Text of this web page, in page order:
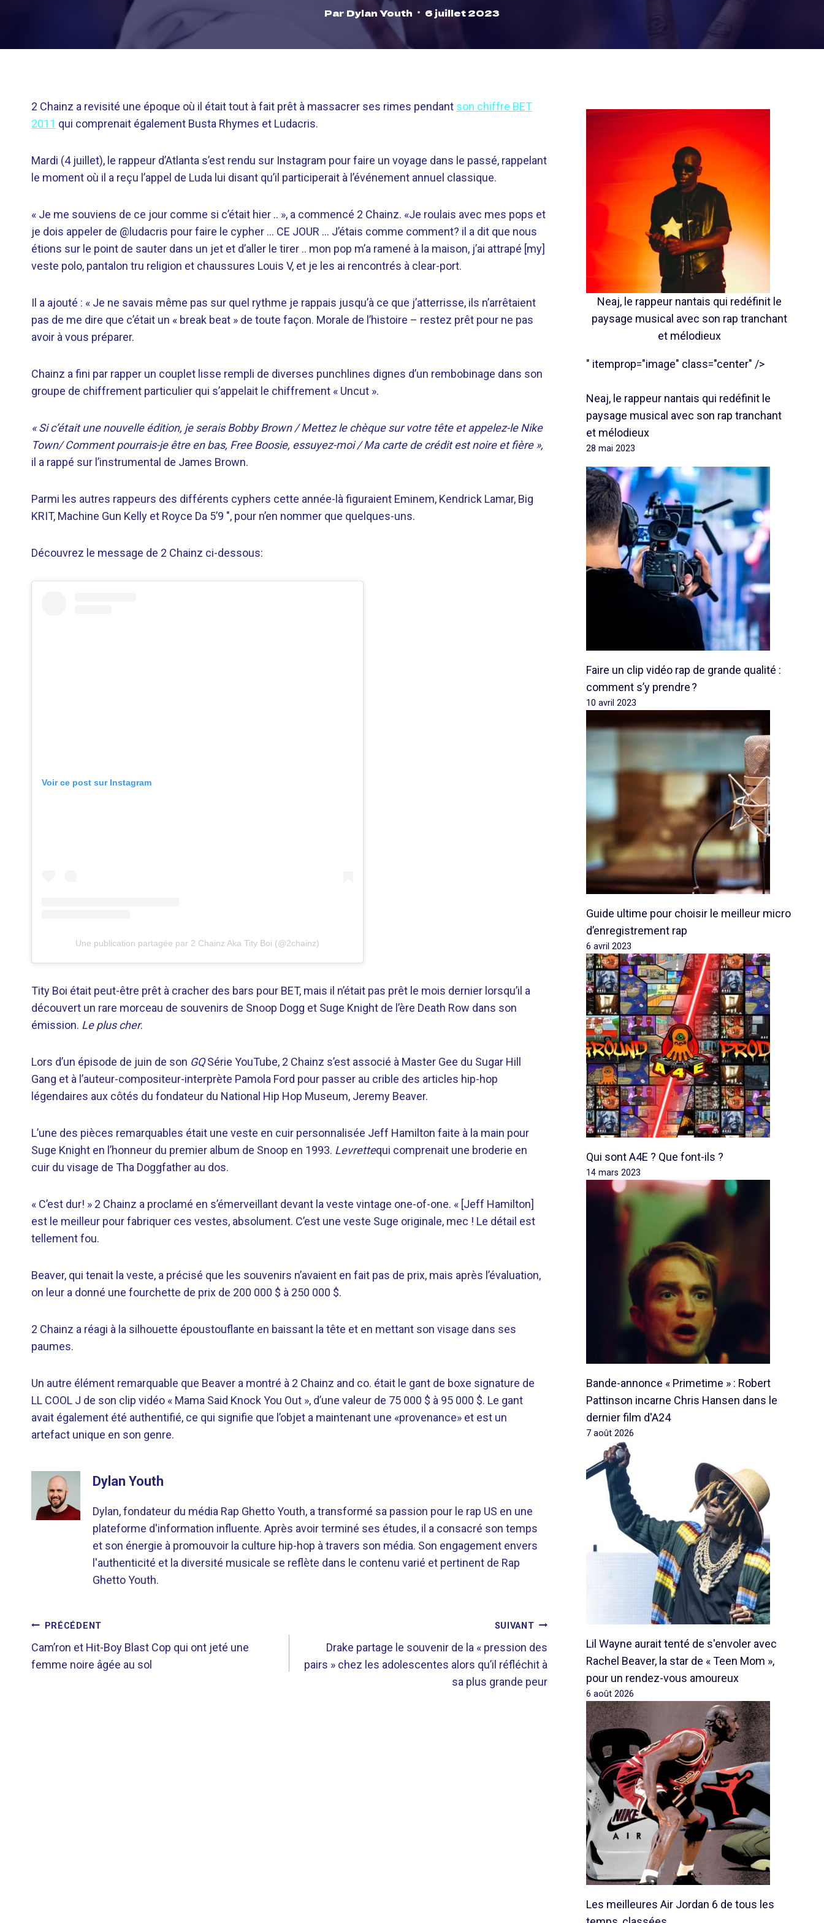
Par Dylan Youth 6 juillet 2023
2 Chainz a revisité une époque où il était tout à fait prêt à massacrer ses rimes pendant son chiffre BET
2011 qui comprenait également Busta Rhymes et Ludacris.
Mardi (4 juillet), le rappeur d’Atlanta s’est rendu sur Instagram pour faire un voyage dans le passé, rappelant
le moment où il a reçu l’appel de Luda lui disant qu’il participerait à l’événement annuel classique.
« Je me souviens de ce jour comme si c’était hier .. », a commencé 2 Chainz. «Je roulais avec mes pops et
je dois appeler de @ludacris pour faire le cypher … CE JOUR … J’étais comme comment? il a dit que nous
étions sur le point de sauter dans un jet et d’aller le tirer .. mon pop m’a ramené à la maison, j’ai attrapé [my]
veste polo, pantalon tru religion et chaussures Louis V, et je les ai rencontrés à clear-port.
Il a ajouté : « Je ne savais même pas sur quel rythme je rappais jusqu’à ce que j’atterrisse, ils n’arrêtaient
pas de me dire que c’était un « break beat » de toute façon. Morale de l’histoire – restez prêt pour ne pas
avoir à vous préparer.
Chainz a fini par rapper un couplet lisse rempli de diverses punchlines dignes d’un rembobinage dans son
groupe de chiffrement particulier qui s’appelait le chiffrement « Uncut ».
« Si c’était une nouvelle édition, je serais Bobby Brown /Mettez le chèque sur votre tête et appelez-le Nike
Town/Comment pourrais-je être en bas, Free Boosie, essuyez-moi /Ma carte de crédit est noire et fière »,
il a rappé sur l’instrumental de James Brown.
Parmi les autres rappeurs des différents cyphers cette année-là figuraient Eminem, Kendrick Lamar, Big
KRIT, Machine Gun Kelly et Royce Da 5’9 ″, pour n’en nommer que quelques-uns.
Découvrez le message de 2 Chainz ci-dessous:
Voir ce post sur Instagram
Une publication partagée par 2 Chainz Aka Tity Boi (@2chainz)
Tity Boi était peut-être prêt à cracher des bars pour BET, mais il n’était pas prêt le mois dernier lorsqu’il a
découvert un rare morceau de souvenirs de Snoop Dogg et Suge Knight de l’ère Death Row dans son
émission. Le plus cher.
Lors d’un épisode de juin de son GQSérie YouTube, 2 Chainz s’est associé à Master Gee du Sugar Hill
Gang et à l’auteur-compositeur-interprète Pamola Ford pour passer au crible des articles hip-hop
légendaires aux côtés du fondateur du National Hip Hop Museum, Jeremy Beaver.
L’une des pièces remarquables était une veste en cuir personnalisée Jeff Hamilton faite à la main pour
Suge Knight en l’honneur du premier album de Snoop en 1993. Levrettequi comprenait une broderie en
cuir du visage de Tha Doggfather au dos.
« C’est dur! » 2 Chainz a proclamé en s’émerveillant devant la veste vintage one-of-one. « [Jeff Hamilton]
est le meilleur pour fabriquer ces vestes, absolument. C’est une veste Suge originale, mec ! Le détail est
tellement fou.
Beaver, qui tenait la veste, a précisé que les souvenirs n’avaient en fait pas de prix, mais après l’évaluation,
on leur a donné une fourchette de prix de 200 000 $ à 250 000 $.
2 Chainz a réagi à la silhouette époustouflante en baissant la tête et en mettant son visage dans ses
paumes.
Un autre élément remarquable que Beaver a montré à 2 Chainz and co. était le gant de boxe signature de
LL COOL J de son clip vidéo « Mama Said Knock You Out », d’une valeur de 75 000 $ à 95 000 $. Le gant
avait également été authentifié, ce qui signifie que l’objet a maintenant une «provenance» et est un
artefact unique en son genre.
Dylan Youth
Dylan, fondateur du média Rap Ghetto Youth, a transformé sa passion pour le rap US en une
plateforme d'information influente. Après avoir terminé ses études, il a consacré son temps
et son énergie à promouvoir la culture hip-hop à travers son média. Son engagement envers
l'authenticité et la diversité musicale se reflète dans le contenu varié et pertinent de Rap
Ghetto Youth.
NAVIGATION
DE
PRÉCÉDENT
Cam’ron et Hit-Boy Blast Cop qui ont jeté une
femme noire âgée au sol
SUIVANT
Drake partage le souvenir de la « pression des
pairs » chez les adolescentes alors qu’il réfléchit à
sa plus grande peur
Neaj, le rappeur nantais qui redéfinit le
paysage musical avec son rap tranchant
et mélodieux
" itemprop="image" class="center" />
Neaj, le rappeur nantais qui redéfinit le
paysage musical avec son rap tranchant
et mélodieux
28 mai 2023
Faire un clip vidéo rap de grande qualité :
comment s’y prendre ?
10 avril 2023
Guide ultime pour choisir le meilleur micro
d’enregistrement rap
6 avril 2023
Qui sont A4E ? Que font-ils ?
14 mars 2023
Bande-annonce « Primetime » : Robert
Pattinson incarne Chris Hansen dans le
dernier film d'A24
7 août 2026
Lil Wayne aurait tenté de s'envoler avec
Rachel Beaver, la star de « Teen Mom »,
pour un rendez-vous amoureux
6 août 2026
Les meilleures Air Jordan 6 de tous les